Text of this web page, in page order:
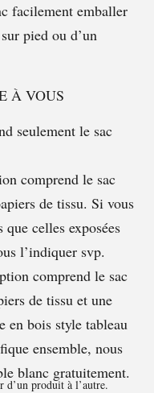
facilement emballer
pied ou d’un
À VOUS
seulement le sac
comprend le sac
de tissu. Si vous
celles exposées
l’indiquer svp.
comprend le sac
de tissu et une
en bois style tableau
ensemble, nous
blanc gratuitement.
d’un produit à l’autre.